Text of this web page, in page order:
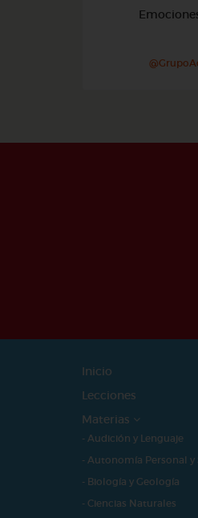
Inicio
Lecciones
Materias
- Audición y Lenguaje
- Autonomía Personal y
- Biología y Geología
- Ciencias Naturales